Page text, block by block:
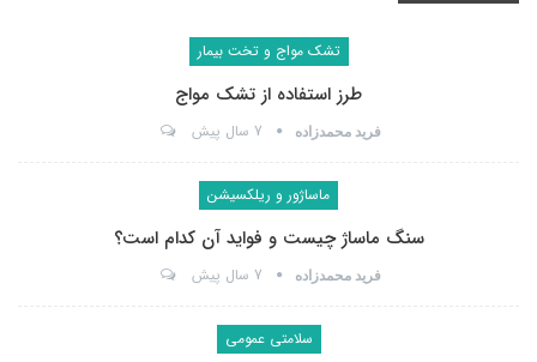
تشک مواج و تخت بیمار
طرز استفاده از تشک مواج
فرید محمدزاده 7 سال پیش
ماساژور و ریلکسیشن
سنگ ماساژ چیست و فواید آن کدام است؟
فرید محمدزاده 7 سال پیش
سلامتی عمومی